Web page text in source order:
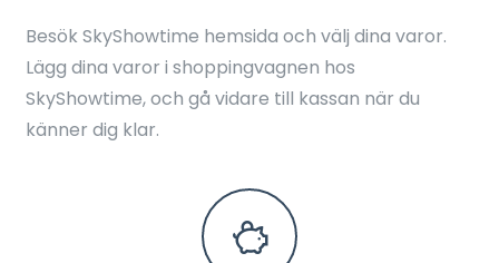
Besök SkyShowtime hemsida och välj dina varor.
Lägg dina varor i shoppingvagnen hos
SkyShowtime, och gå vidare till kassan när du
känner dig klar.